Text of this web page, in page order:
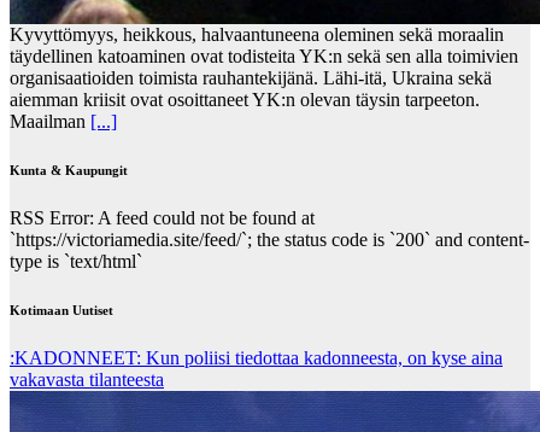
Kyvyttömyys, heikkous, halvaantuneena oleminen sekä moraalin
täydellinen katoaminen ovat todisteita YK:n sekä sen alla toimivien
organisaatioiden toimista rauhantekijänä. Lähi-itä, Ukraina sekä
aiemman kriisit ovat osoittaneet YK:n olevan täysin tarpeeton.
Maailman [...]
Kunta & Kaupungit
RSS Error: A feed could not be found at
`https://victoriamedia.site/feed/`; the status code is `200` and content-
type is `text/html`
Kotimaan Uutiset
:KADONNEET: Kun poliisi tiedottaa kadonneesta, on kyse aina
vakavasta tilanteesta